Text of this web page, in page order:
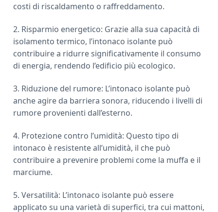
costi di riscaldamento o raffreddamento.
2. Risparmio energetico: Grazie alla sua capacità di
isolamento termico, l’intonaco isolante può
contribuire a ridurre significativamente il consumo
di energia, rendendo l’edificio più ecologico.
3. Riduzione del rumore: L’intonaco isolante può
anche agire da barriera sonora, riducendo i livelli di
rumore provenienti dall’esterno.
4. Protezione contro l’umidità: Questo tipo di
intonaco è resistente all’umidità, il che può
contribuire a prevenire problemi come la muffa e il
marciume.
5. Versatilità: L’intonaco isolante può essere
applicato su una varietà di superfici, tra cui mattoni,